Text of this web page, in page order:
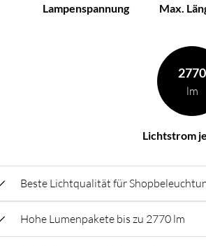
Lampenspannung Max.
2770
lm
Lichtstrom
Beste Lichtqualität für
Hohe Lumenpakete bis zu 2770 lm